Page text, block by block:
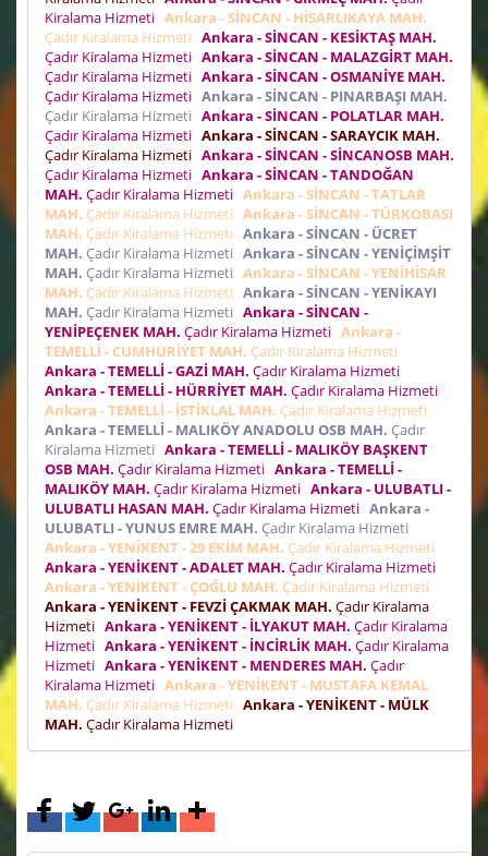
Kiralama Hizmeti Ankara - SİNCAN - HİSARLIKAYA MAH.
Çadır Kiralama Hizmeti Ankara - SİNCAN - KESİKTAŞ MAH.
Çadır Kiralama Hizmeti Ankara - SİNCAN - MALAZGİRT MAH.
Çadır Kiralama Hizmeti Ankara - SİNCAN - OSMANİYE MAH.
Çadır Kiralama Hizmeti Ankara - SİNCAN - PINARBAŞI MAH.
Çadır Kiralama Hizmeti Ankara - SİNCAN - POLATLAR MAH.
Çadır Kiralama Hizmeti Ankara - SİNCAN - SARAYCIK MAH.
Çadır Kiralama Hizmeti Ankara - SİNCAN - SİNCANOSB MAH.
Çadır Kiralama Hizmeti Ankara - SİNCAN - TANDOĞAN
MAH. Çadır Kiralama Hizmeti Ankara - SİNCAN - TATLAR
MAH. Çadır Kiralama Hizmeti Ankara - SİNCAN - TÜRKOBASI
MAH. Çadır Kiralama Hizmeti Ankara - SİNCAN - ÜCRET
MAH. Çadır Kiralama Hizmeti Ankara - SİNCAN - YENİÇİMŞİT
MAH. Çadır Kiralama Hizmeti Ankara - SİNCAN - YENİHİSAR
MAH. Çadır Kiralama Hizmeti Ankara - SİNCAN - YENİKAYI
MAH. Çadır Kiralama Hizmeti Ankara - SİNCAN -
YENİPEÇENEK MAH. Çadır Kiralama Hizmeti Ankara -
TEMELLİ - CUMHURİYET MAH. Çadır Kiralama Hizmeti
Ankara - TEMELLİ - GAZİ MAH. Çadır Kiralama Hizmeti
Ankara - TEMELLİ - HÜRRİYET MAH. Çadır Kiralama Hizmeti
Ankara - TEMELLİ - İSTİKLAL MAH. Çadır Kiralama Hizmeti
Ankara - TEMELLİ - MALIKÖY ANADOLU OSB MAH. Çadır
Kiralama Hizmeti Ankara - TEMELLİ - MALIKÖY BAŞKENT
OSB MAH. Çadır Kiralama Hizmeti Ankara - TEMELLİ -
MALIKÖY MAH. Çadır Kiralama Hizmeti Ankara - ULUBATLI -
ULUBATLI HASAN MAH. Çadır Kiralama Hizmeti Ankara -
ULUBATLI - YUNUS EMRE MAH. Çadır Kiralama Hizmeti
Ankara - YENİKENT - 29 EKİM MAH. Çadır Kiralama Hizmeti
Ankara - YENİKENT - ADALET MAH. Çadır Kiralama Hizmeti
Ankara - YENİKENT - ÇOĞLU MAH. Çadır Kiralama Hizmeti
Ankara - YENİKENT - FEVZİ ÇAKMAK MAH. Çadır Kiralama
Hizmeti Ankara - YENİKENT - İLYAKUT MAH. Çadır Kiralama
Hizmeti Ankara - YENİKENT - İNCİRLİK MAH. Çadır Kiralama
Hizmeti Ankara - YENİKENT - MENDERES MAH. Çadır
Kiralama Hizmeti Ankara - YENİKENT - MUSTAFA KEMAL
MAH. Çadır Kiralama Hizmeti Ankara - YENİKENT - MÜLK
MAH. Çadır Kiralama Hizmeti